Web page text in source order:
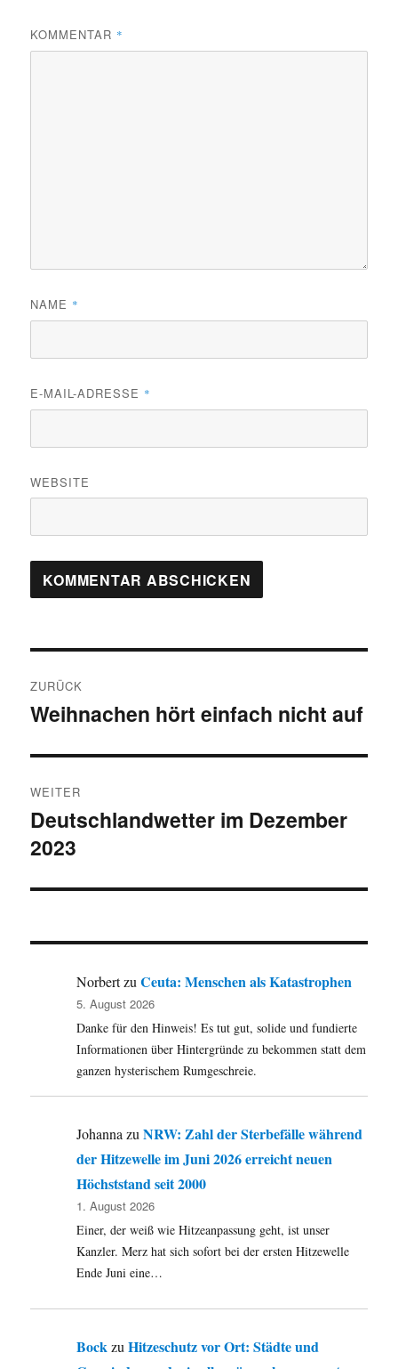
KOMMENTAR *
NAME *
E-MAIL-ADRESSE *
WEBSITE
ZURÜCK
Vorheriger
Weihnachen hört einfach nicht auf
WEITER
Nächster
Beitrag:
Deutschlandwetter im Dezember
2023
NorbertzuCeuta: Menschen als Katastrophen
5. August 2026
Danke für den Hinweis! Es tut gut, solide und fundierte
Informationen über Hintergründe zu bekommen statt dem
ganzen hysterischem Rumgeschreie.
Johanna zuNRW: Zahl der Sterbefälle während
der Hitzewelle im Juni 2026 erreicht neuen
Höchststand seit 2000
1. August 2026
Einer, der weiß wie Hitzeanpassung geht, ist unser
Kanzler. Merz hat sich sofort bei der ersten Hitzewelle
Ende Juni eine…
BockzuHitzeschutz vor Ort: Städte und